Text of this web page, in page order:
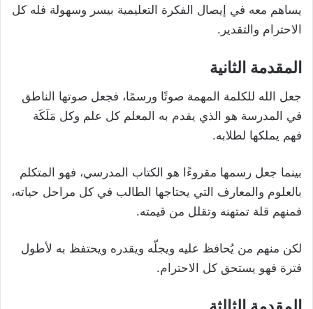
يساهم معه في إيصال الفكرة التعليمية بيسر وسهولة فله كل
الاحترام والتقدير.
المقدمة الثانية
جعل الله للكلمة المهمة صوتًا ورسمًا، فجعل صوتها الناطق
في المدرسة هو الذي يقدم به المعلم كل علم وكل مَلَكَة
فهم يملكها لطلابه.
بينما جعل رسمها مقروءًا هو الكتاب المدرسي، فهو المتكلم
بالعلوم والمعارف التي يحتاجها الطالب في كل مراحل حياته،
فمنهم قلة تمتهنه وتقلل من قيمته.
لكن منهم من يُحافظ عليه ويجلّه ويقدره ويحتفظ به لأطول
فترة فهو يستحق كل الاحترام.